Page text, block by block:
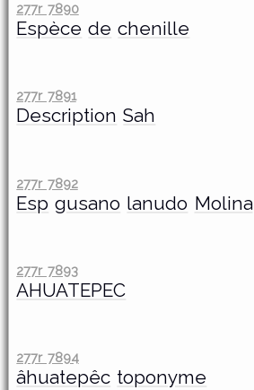
277r 7890
Espèce de chenille
277r 7891
Description Sah
277r 7892
Esp gusano lanudo Molina
277r 7893
AHUATEPEC
277r 7894
âhuatepêc toponyme